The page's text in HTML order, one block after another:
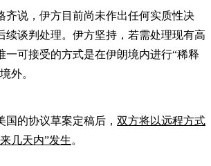
齐说，伊方目前尚未作出任何实质性决
续谈判处理。伊方坚持，若需处理现有高
一可接受的方式是在伊朗境内进行“稀释
外。
国的协议草案定稿后， 双方将以远程方式
几天内”发生。